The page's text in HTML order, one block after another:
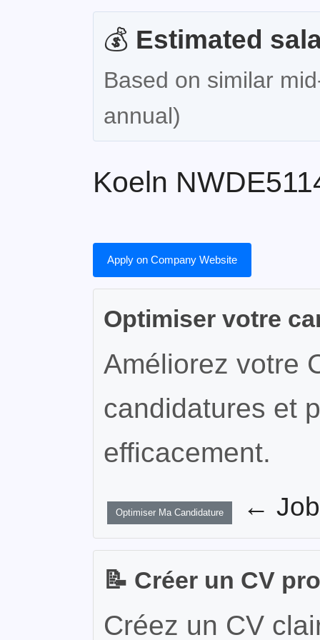
💰 Estimated
Based on similar
annual)
Koeln
Apply on Company Website
Optimiser votre
Améliorez votre
candidatures et
efficacement.
Optimiser Ma Candidature ←
📝 Créer un CV
Créez un CV